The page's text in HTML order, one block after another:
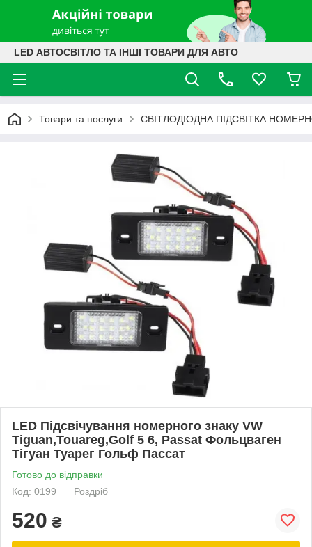
LED АВТОСВІТЛО ТА ІНШІ ТОВАРИ ДЛЯ АВТО
Товари та послуги СВІТЛОДІОДНА ПІДСВІТКА
LED Підсвічування номерного знаку VW
Tiguan,Touareg,Golf 5 6, Passat Фольцваген
Тігуан Туарег Гольф Пассат
Готово до відправки
Код: 0199
Роздріб
520 ₴